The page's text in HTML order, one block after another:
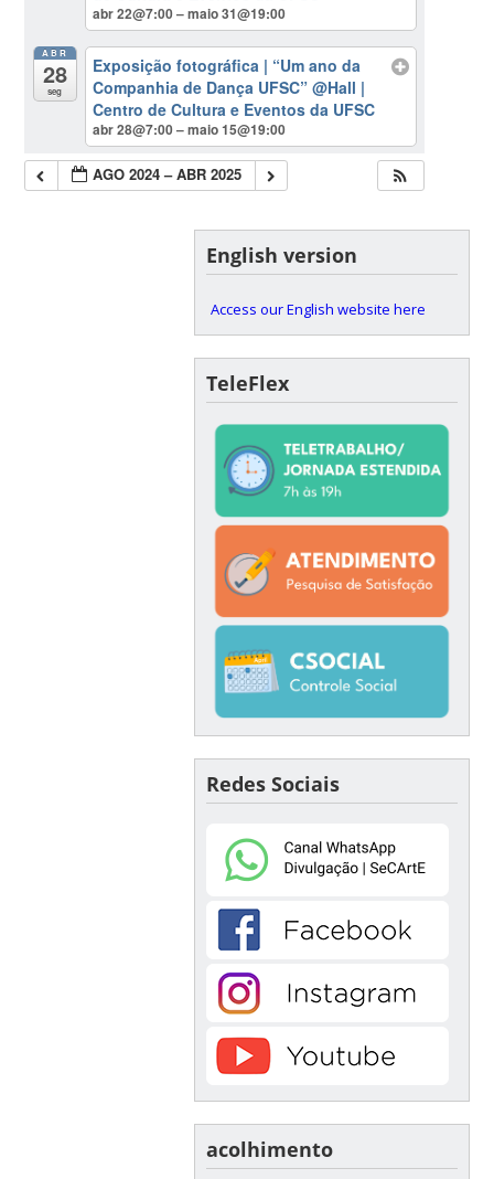
abr 22@7:00 – maio 31@19:00
ABR
28
seg
Exposição fotográfica | “Um ano da
Companhia de Dança UFSC”@Hall |
Centro de Cultura e Eventos da UFSC
abr 28@7:00 – maio 15@19:00
AGO 2024 – ABR 2025
English version
Access our English website here
TeleFlex
Redes Sociais
acolhimento